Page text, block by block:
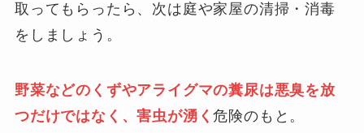
取ってもらったら、次は庭や家屋の清掃・消毒
をしましょう。
野菜などのくずやアライグマの糞尿は悪臭を放
つだけではなく、害虫が湧く危険のもと。